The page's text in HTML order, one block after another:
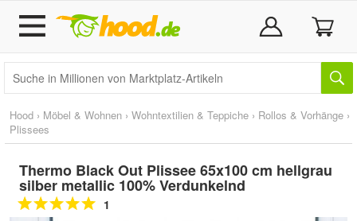
Hood › Möbel & Wohnen › Wohntextilien & Teppiche › Rollos & Vorhänge ›
Plissees
Thermo Black Out Plissee 65x100 cm hellgrau
silber metallic 100% Verdunkelnd
1